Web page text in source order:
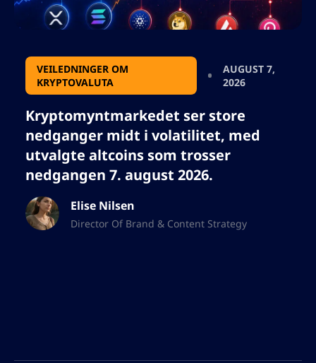
VEILEDNINGER OM
KRYPTOVALUTA
AUGUST 7,
2026
Kryptomyntmarkedet ser store
nedganger midt i volatilitet, med
utvalgte altcoins som trosser
nedgangen 7. august 2026.
Elise Nilsen
Director Of Brand & Content Strategy